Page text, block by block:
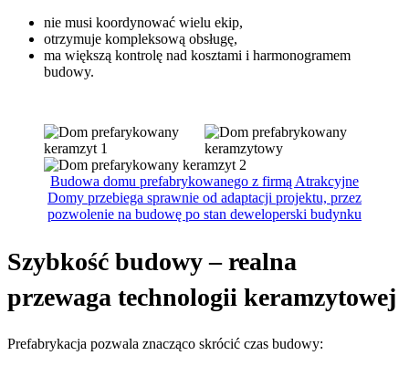
nie musi koordynować wielu ekip,
otrzymuje kompleksową obsługę,
ma większą kontrolę nad kosztami i harmonogramem
budowy.
Budowa domu prefabrykowanego z firmą Atrakcyjne
Domy przebiega sprawnie od adaptacji projektu, przez
pozwolenie na budowę po stan deweloperski budynku
Szybkość budowy – realna
przewaga technologii keramzytowej
Prefabrykacja pozwala znacząco skrócić czas budowy: